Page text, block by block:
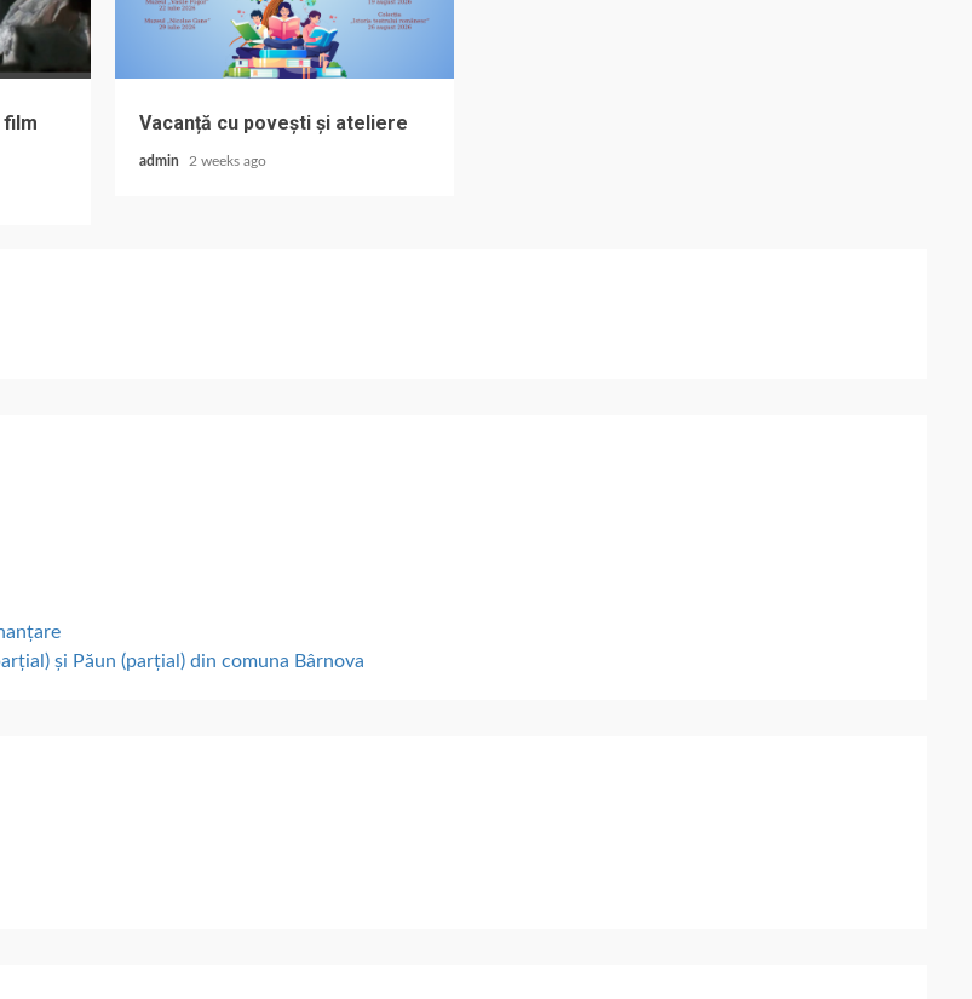
film
Vacanță cu povești și ateliere
admin 2 weeks ago
și Păun (parțial) din comuna Bârnova